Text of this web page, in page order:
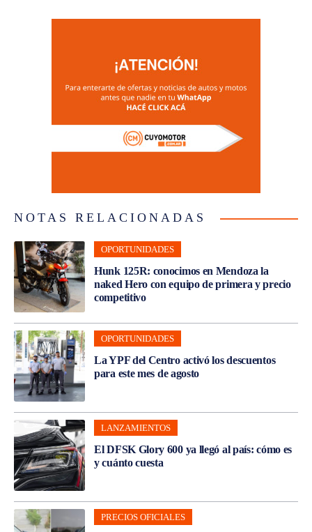
NOTAS RELACIONADAS
OPORTUNIDADES
Hunk 125R: conocimos en Mendoza la
naked Hero con equipo de primera y precio
competitivo
OPORTUNIDADES
La YPF del Centro activó los descuentos
para este mes de agosto
LANZAMIENTOS
El DFSK Glory 600 ya llegó al país: cómo es
y cuánto cuesta
PRECIOS OFICIALES